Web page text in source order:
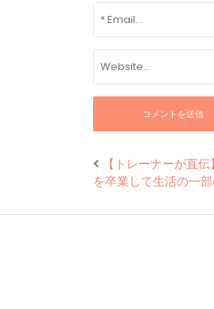
【トレーナーが直
を卒業して生活の一